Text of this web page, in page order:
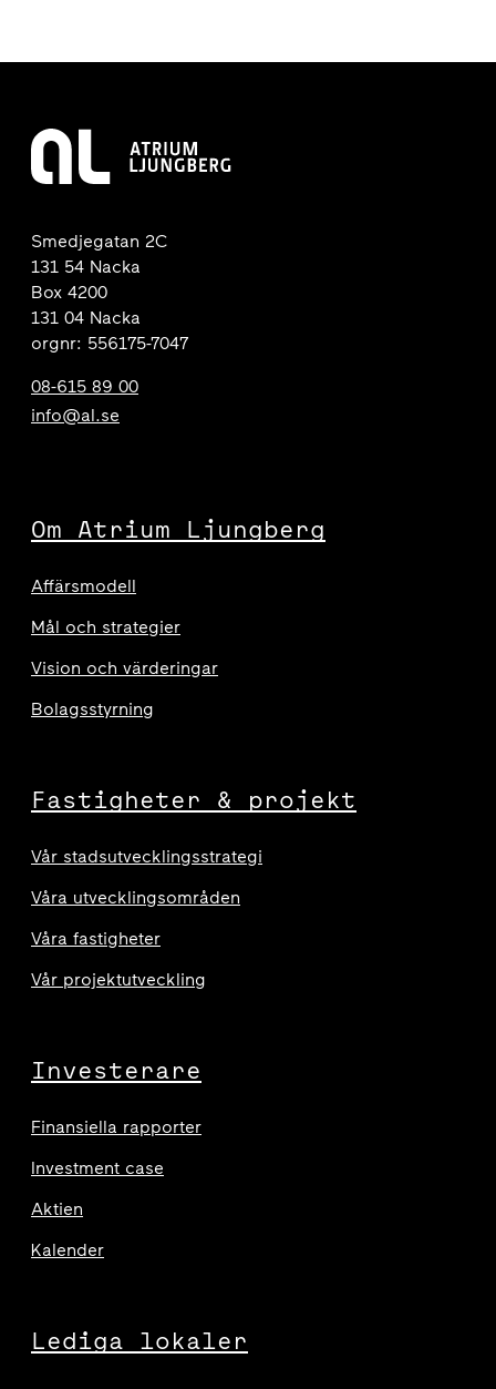
Smedjegatan 2C
131 54 Nacka
Box 4200
131 04 Nacka
orgnr: 556175-7047
08-615 89 00
info@al.se
Om Atrium Ljungberg
Affärsmodell
Mål och strategier
Vision och värderingar
Bolagsstyrning
Fastigheter & projekt
Vår stadsutvecklingsstrategi
Våra utvecklingsområden
Våra fastigheter
Vår projektutveckling
Investerare
Finansiella rapporter
Investment case
Aktien
Kalender
Lediga lokaler